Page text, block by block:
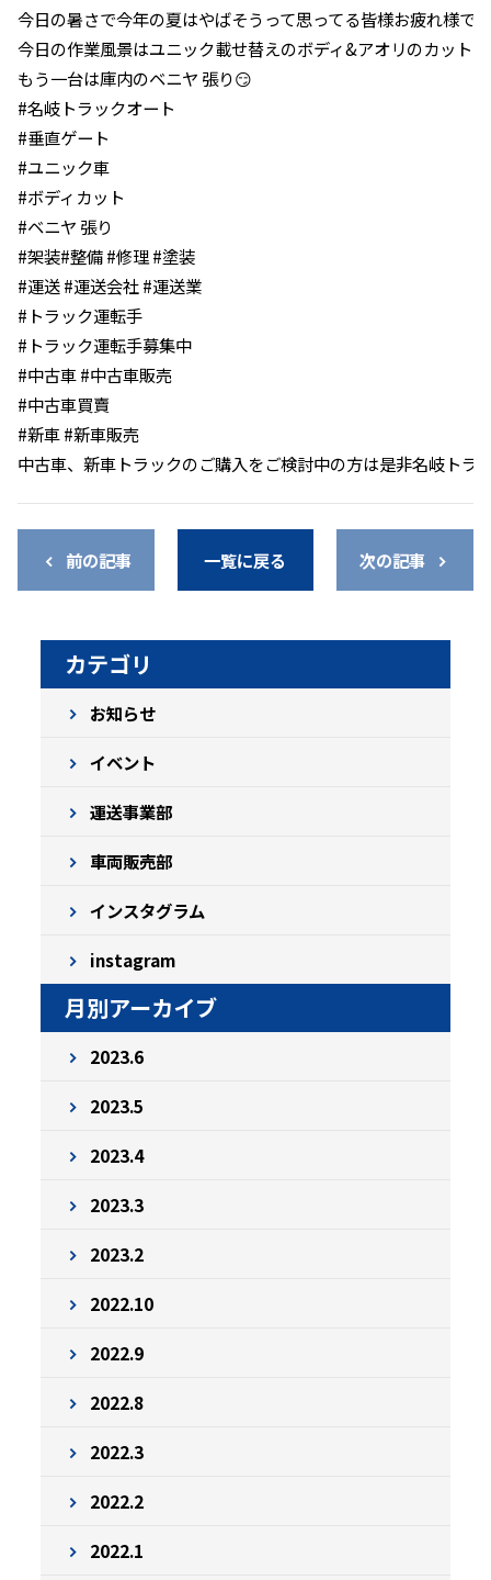
今日の暑さで今年の夏はやばそうって思ってる皆様お疲れ様で
今日の作業風景はユニック載せ替えのボディ&アオリのカット
もう一台は庫内のベニヤ 張り😏
#名岐トラックオート
#垂直ゲート
#ユニック車
#ボディカット
#ベニヤ 張り
#架装#整備 #修理 #塗装
#運送 #運送会社 #運送業
#トラック運転手
#トラック運転手募集中
#中古車 #中古車販売
#中古車買賣
#新車 #新車販売
中古車、新車トラックのご購入をご検討中の方は是非名岐ト
前の記事 一覧に戻る 次の記事
カテゴリ
お知らせ
イベント
運送事業部
車両販売部
インスタグラム
instagram
月別アーカイブ
2023.6
2023.5
2023.4
2023.3
2023.2
2022.10
2022.9
2022.8
2022.3
2022.2
2022.1